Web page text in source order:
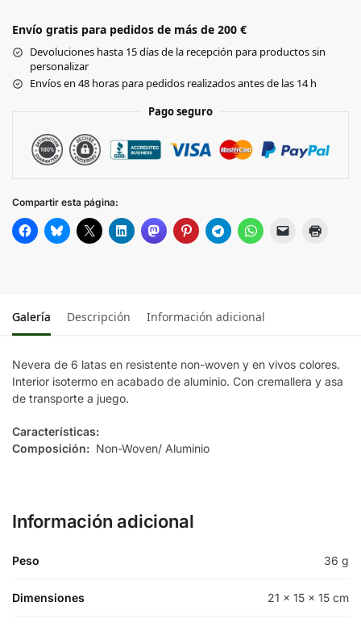
NARANJA
NEGRO
Envío gratis para pedidos de más de 200 €
Devoluciones hasta 15 días de la recepción para productos sin
personalizar
Envíos en 48 horas para pedidos realizados antes de las 14 h
Pago seguro
Compartir esta página:
Galería Descripción Información adicional
Nevera de 6 latas en resistente non-woven y en vivos colores.
Interior isotermo en acabado de aluminio. Con cremallera y asa
de transporte a juego.
Características:
Composición: Non-Woven/ Aluminio
Información adicional
Peso 36 g
Dimensiones 21 × 15 × 15 cm